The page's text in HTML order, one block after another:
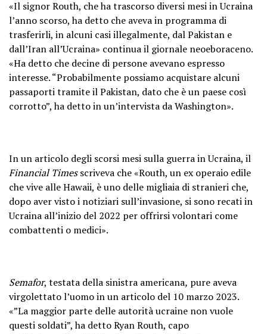
«Il signor Routh, che ha trascorso diversi mesi in Ucraina
l’anno scorso, ha detto che aveva in programma di
trasferirli, in alcuni casi illegalmente, dal Pakistan e
dall’Iran all’Ucraina» continua il giornale neoeboraceno.
«Ha detto che decine di persone avevano espresso
interesse. “Probabilmente possiamo acquistare alcuni
passaporti tramite il Pakistan, dato che è un paese così
corrotto”, ha detto in un’intervista da Washington».
In un articolo degli scorsi mesi sulla guerra in Ucraina, il
Financial Timesscriveva che «Routh, un ex operaio edile
che vive alle Hawaii, è uno delle migliaia di stranieri che,
dopo aver visto i notiziari sull’invasione, si sono recati in
Ucraina all’inizio del 2022 per offrirsi volontari come
combattenti o medici».
Semafor, testata della sinistra americana, pure aveva
virgolettato l’uomo in un articolo del 10 marzo 2023.
«”La maggior parte delle autorità ucraine non vuole
questi soldati”, ha detto Ryan Routh, capo